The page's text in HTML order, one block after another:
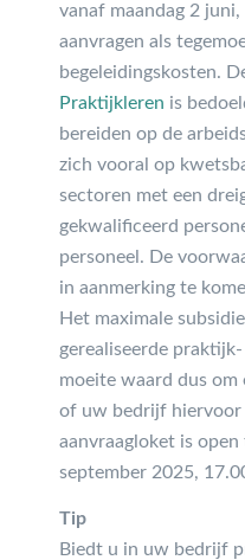
vanaf maandag 2
aanvragen als
begeleidingskosten.
Praktijkleren is
bereiden op de
zich vooral op
sectoren met een
gekwalificeerd
personeel. De
in aanmerking te
Het maximale
gerealiseerde
moeite waard dus om
of uw bedrijf hiervoor
aanvraagloket is
september 2025,
Tip
Biedt u in uw bedrijf